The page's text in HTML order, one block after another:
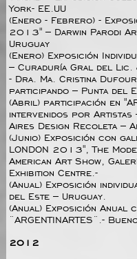
York- EE.UU
(Enero - Febrero) -
2013" – Darwin Parodi
Uruguay
(Enero) Exposición
– Curaduría Gral del Lic.
- Dra. Ma. Cristina
participando – Punta del
(Abril) participación en
intervenidos por Artistas
Aires Design Recoleta –
(Junio) Exposición con
LONDON 2013", The
American Art Show,
Exhibition Centre.-
(Anual) Exposición
del Este – Uruguay.
(Anual) Exposición Anual
¨ARGENTINARTES¨.-
2012